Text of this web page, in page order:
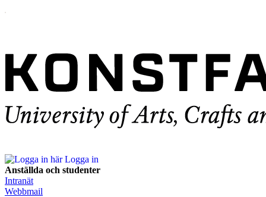
Logga in
Anställda och studenter
Intranät
Webbmail